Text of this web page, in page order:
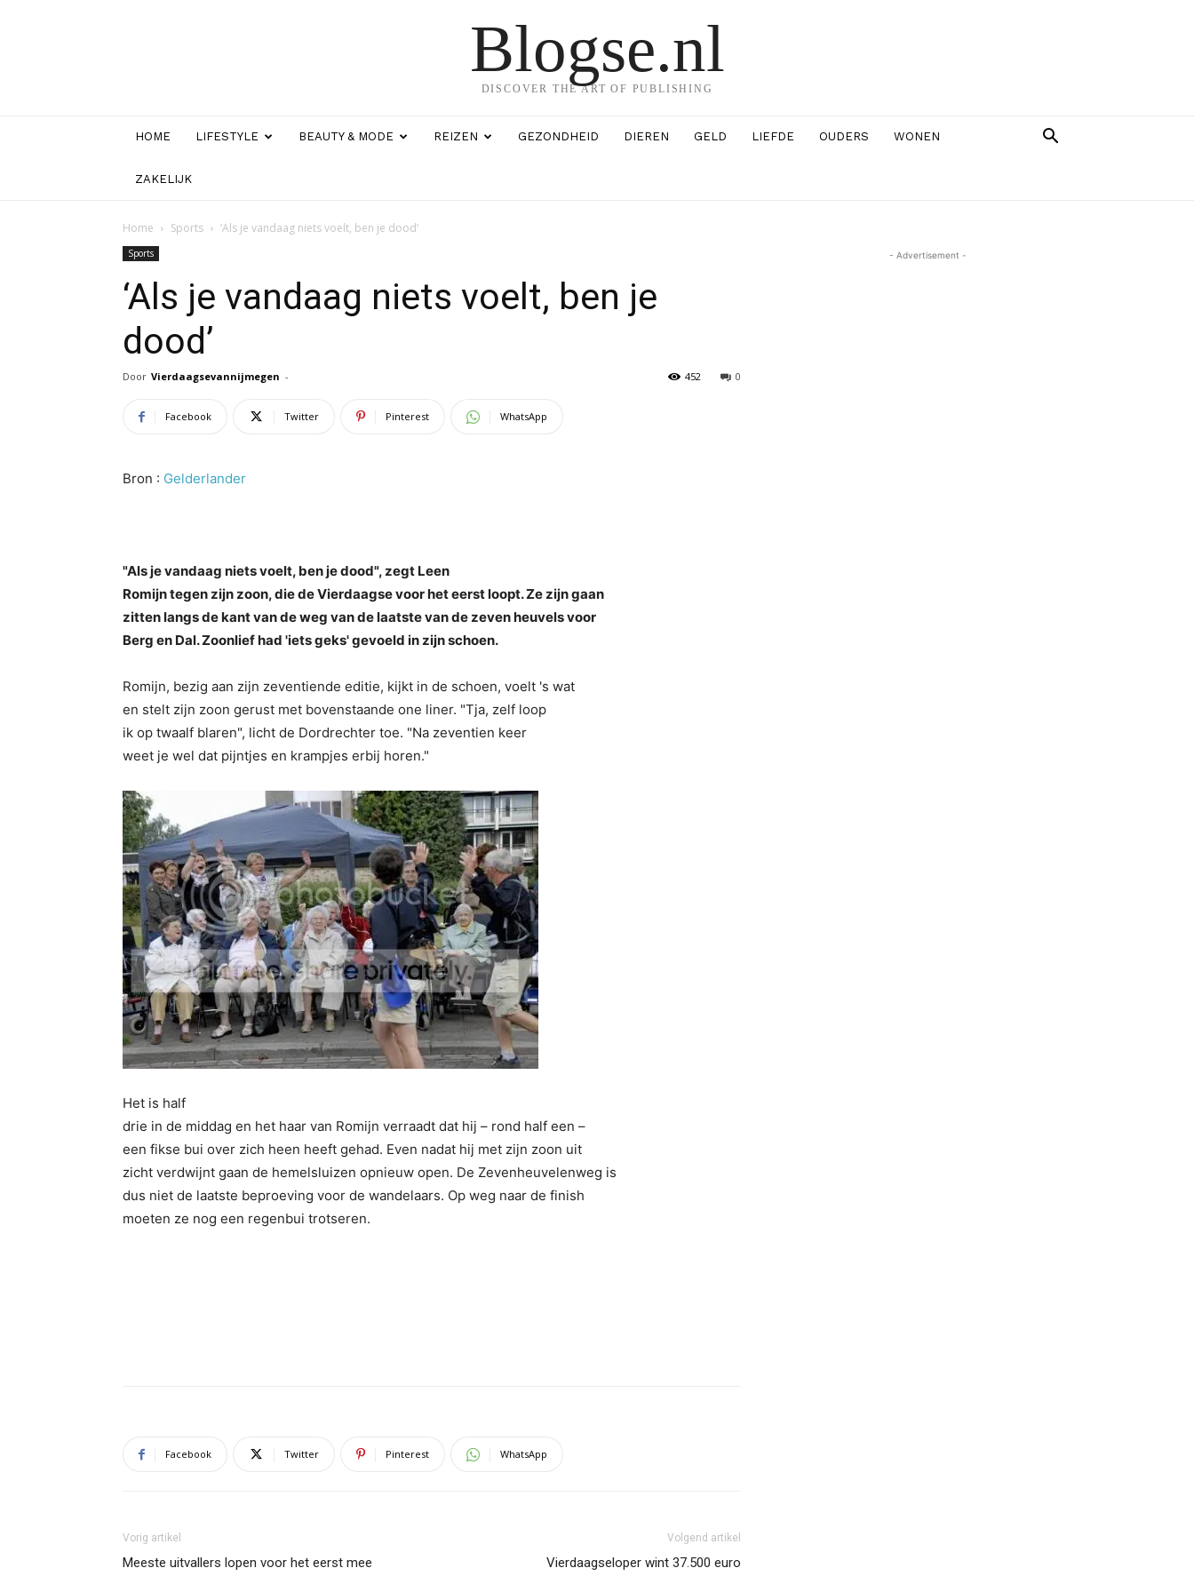
Blogse.nl
DISCOVER THE ART OF PUBLISHING
HOME LIFESTYLE BEAUTY & MODE REIZEN GEZONDHEID DIEREN GELD LIEFDE OUDERS WONEN
ZAKELIJK
Home Sports ‘Als je vandaag niets voelt, ben je dood’
Sports
‘Als je vandaag niets voelt, ben je
dood’
Door Vierdaagsevannijmegen - 0
452
Facebook Twitter Pinterest WhatsApp
Bron : Gelderlander
"Als je vandaag niets voelt, ben je dood", zegt Leen
Romijn tegen zijn zoon, die de Vierdaagse voor het eerst loopt. Ze zijn gaan
zitten langs de kant van de weg van de laatste van de zeven heuvels voor
Berg en Dal. Zoonlief had 'iets geks' gevoeld in zijn schoen.
Romijn, bezig aan zijn zeventiende editie, kijkt in de schoen, voelt 's wat
en stelt zijn zoon gerust met bovenstaande one liner. "Tja, zelf loop
ik op twaalf blaren", licht de Dordrechter toe. "Na zeventien keer
weet je wel dat pijntjes en krampjes erbij horen."
Het is half
drie in de middag en het haar van Romijn verraadt dat hij – rond half een –
een fikse bui over zich heen heeft gehad. Even nadat hij met zijn zoon uit
zicht verdwijnt gaan de hemelsluizen opnieuw open. De Zevenheuvelenweg is
dus niet de laatste beproeving voor de wandelaars. Op weg naar de finish
moeten ze nog een regenbui trotseren.
Facebook Twitter Pinterest WhatsApp
Vorig artikel
Meeste uitvallers lopen voor het eerst mee
Volgend artikel
Vierdaagseloper wint 37.500 euro
- Advertisement -